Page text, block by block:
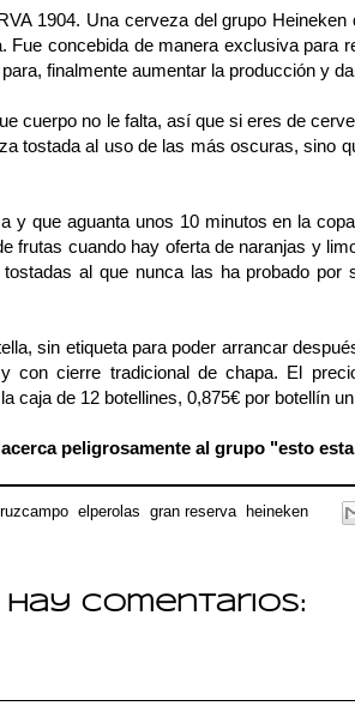
1904. Una cerveza del grupo
concebida de manera exclusiva para
finalmente aumentar la producción y
cuerpo no le falta, así que si eres de
tostada al uso de las más oscuras, sino
y que aguanta unos 10 minutos en la
frutas cuando hay oferta de naranjas y
al que nunca las ha probado por
sin etiqueta para poder arrancar
con cierre tradicional de chapa. El
caja de 12 botellines, 0,875€ por botellín
peligrosamente al grupo "esto
, elperolas gran reserva, heineken
hay comentarios: